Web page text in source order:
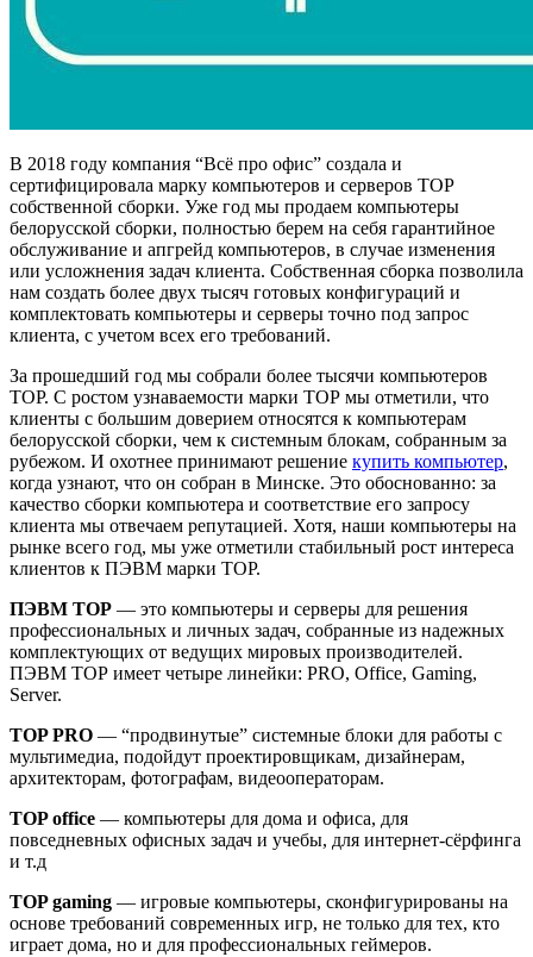
В 2018 году компания “Всё про офис” создала и
сертифицировала марку компьютеров и серверов ТОР
собственной сборки. Уже год мы продаем компьютеры
белорусской сборки, полностью берем на себя гарантийное
обслуживание и апгрейд компьютеров, в случае изменения
или усложнения задач клиента. Собственная сборка позволила
нам создать более двух тысяч готовых конфигураций и
комплектовать компьютеры и серверы точно под запрос
клиента, с учетом всех его требований.
За прошедший год мы собрали более тысячи компьютеров
ТОР. С ростом узнаваемости марки ТОР мы отметили, что
клиенты с большим доверием относятся к компьютерам
белорусской сборки, чем к системным блокам, собранным за
рубежом. И охотнее принимают решение купить компьютер,
когда узнают, что он собран в Минске. Это обоснованно: за
качество сборки компьютера и соответствие его запросу
клиента мы отвечаем репутацией. Хотя, наши компьютеры на
рынке всего год, мы уже отметили стабильный рост интереса
клиентов к ПЭВМ марки ТОР.
ПЭВМ ТОР — это компьютеры и серверы для решения
профессиональных и личных задач, собранные из надежных
комплектующих от ведущих мировых производителей.
ПЭВМ ТОР имеет четыре линейки: PRO, Office, Gaming,
Server.
TOP PRO — “продвинутые” системные блоки для работы с
мультимедиа, подойдут проектировщикам, дизайнерам,
архитекторам, фотографам, видеооператорам.
TOP office — компьютеры для дома и офиса, для
повседневных офисных задач и учебы, для интернет-сёрфинга
и т.д
TOP gaming — игровые компьютеры, сконфигурированы на
основе требований современных игр, не только для тех, кто
играет дома, но и для профессиональных геймеров.